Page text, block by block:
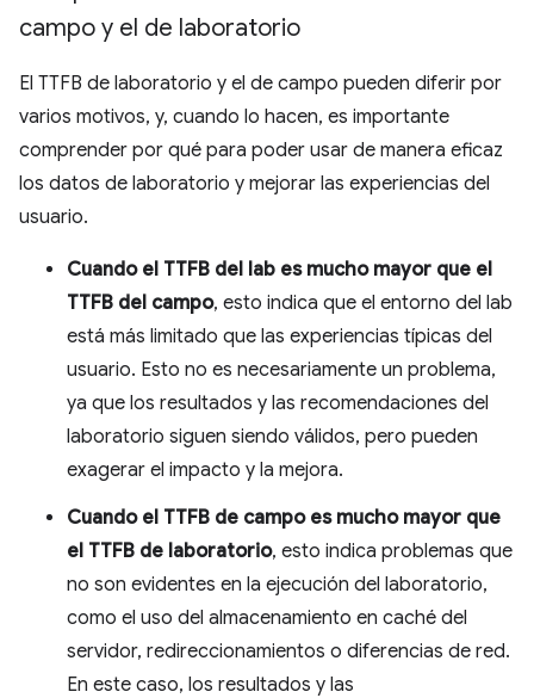
campo y el de laboratorio
El TTFB de laboratorio y el de campo pueden diferir por
varios motivos, y, cuando lo hacen, es importante
comprender por qué para poder usar de manera eficaz
los datos de laboratorio y mejorar las experiencias del
usuario.
Cuando el TTFB del lab es mucho mayor que el
TTFB del campo, esto indica que el entorno del lab
está más limitado que las experiencias típicas del
usuario. Esto no es necesariamente un problema,
ya que los resultados y las recomendaciones del
laboratorio siguen siendo válidos, pero pueden
exagerar el impacto y la mejora.
Cuando el TTFB de campo es mucho mayor que
el TTFB de laboratorio, esto indica problemas que
no son evidentes en la ejecución del laboratorio,
como el uso del almacenamiento en caché del
servidor, redireccionamientos o diferencias de red.
En este caso, los resultados y las